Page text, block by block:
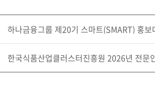
하나금융그룹 제20기 스마트(SMART) 홍보
한국식품산업클러스터진흥원 2026년 전문